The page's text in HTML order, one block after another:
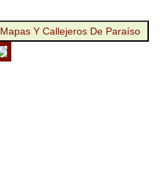
Mapas Y Callejeros De Paraíso